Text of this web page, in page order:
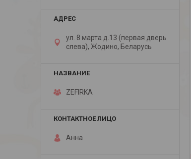
ул. 8 марта д.13 (первая дверь
слева), Жодино, Беларусь
ZEFIRKA
Анна